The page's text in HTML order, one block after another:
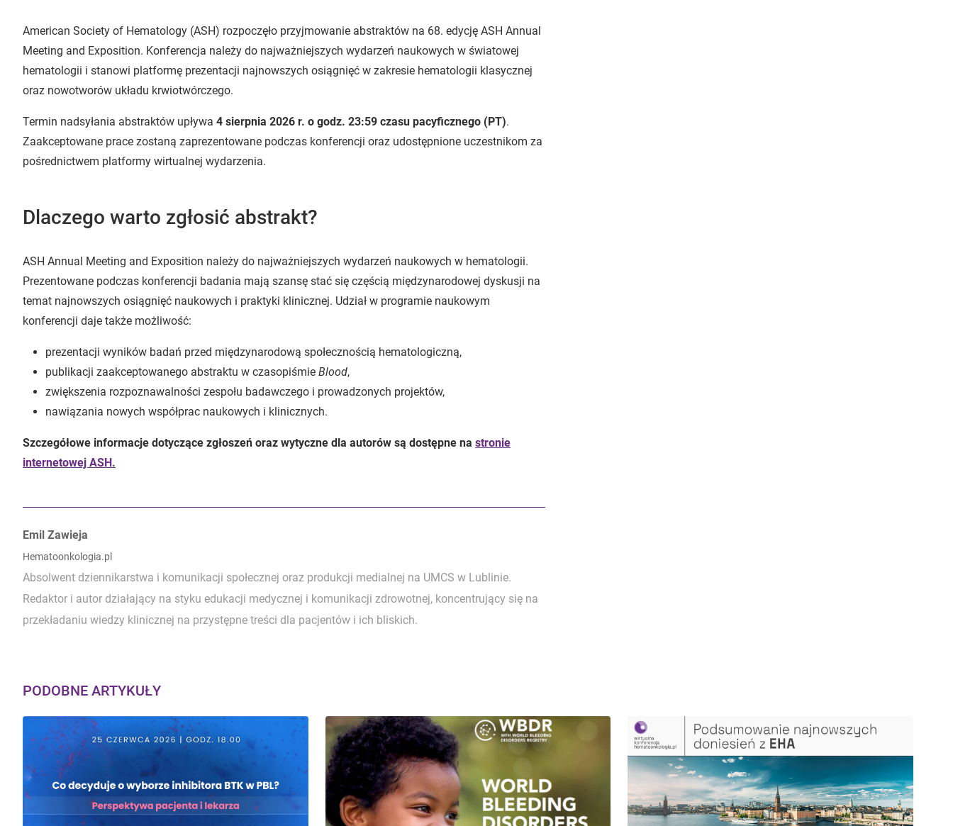
American Society of Hematology (ASH) rozpoczęło przyjmowanie abstraktów na 68. edycję ASH Annual
Meeting and Exposition. Konferencja należy do najważniejszych wydarzeń naukowych w światowej
hematologii i stanowi platformę prezentacji najnowszych osiągnięć w zakresie hematologii klasycznej
oraz nowotworów układu krwiotwórczego.
Termin nadsyłania abstraktów upływa 4 sierpnia 2026 r. o godz. 23:59 czasu pacyficznego (PT).
Zaakceptowane prace zostaną zaprezentowane podczas konferencji oraz udostępnione uczestnikom za
pośrednictwem platformy wirtualnej wydarzenia.
Dlaczego warto zgłosić abstrakt?
ASH Annual Meeting and Exposition należy do najważniejszych wydarzeń naukowych w hematologii.
Prezentowane podczas konferencji badania mają szansę stać się częścią międzynarodowej dyskusji na
temat najnowszych osiągnięć naukowych i praktyki klinicznej. Udział w programie naukowym
konferencji daje także możliwość:
prezentacji wyników badań przed międzynarodową społecznością hematologiczną,
publikacji zaakceptowanego abstraktu w czasopiśmie Blood,
zwiększenia rozpoznawalności zespołu badawczego i prowadzonych projektów,
nawiązania nowych współprac naukowych i klinicznych.
Szczegółowe informacje dotyczące zgłoszeń oraz wytyczne dla autorów są dostępne na stronie
internetowej ASH.
Autorzy:
Emil Zawieja
Hematoonkologia.pl
Absolwent dziennikarstwa i komunikacji społecznej oraz produkcji medialnej na UMCS w Lublinie.
Redaktor i autor działający na styku edukacji medycznej i komunikacji zdrowotnej, koncentrujący się na
przekładaniu wiedzy klinicznej na przystępne treści dla pacjentów i ich bliskich.
PODOBNE ARTYKUŁY